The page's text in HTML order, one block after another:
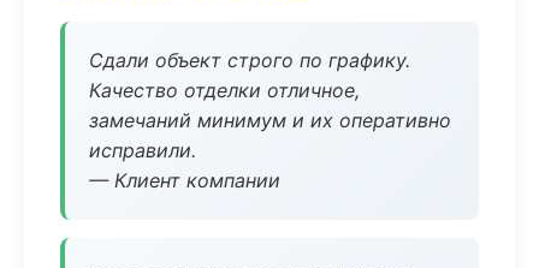
Сдали объект строго по графику.
Качество отделки отличное,
замечаний минимум и их оперативно
исправили.
— Клиент компании